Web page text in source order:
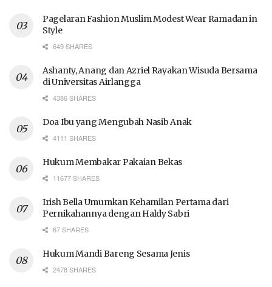
Pagelaran Fashion Muslim Modest Wear Ramadan in
Style
649 SHARES
Ashanty, Anang dan Azriel Rayakan Wisuda Bersama
di Universitas Airlangga
4386 SHARES
Doa Ibu yang Mengubah Nasib Anak
4111 SHARES
Hukum Membakar Pakaian Bekas
11677 SHARES
Irish Bella Umumkan Kehamilan Pertama dari
Pernikahannya dengan Haldy Sabri
67 SHARES
Hukum Mandi Bareng Sesama Jenis
2478 SHARES